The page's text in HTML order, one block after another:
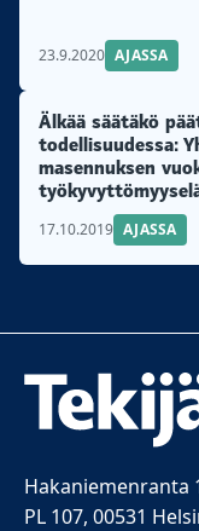
23.9.2020 AJASSA
Älkää säätäkö
todellisuudessa:
masennuksen
17.10.2019 AJASSA
Hakaniemenranta
PL 107, 00531